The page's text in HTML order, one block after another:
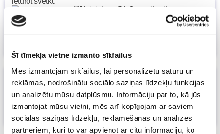
Šī tīmekļa vietne izmanto sīkfailus
Mēs izmantojam sīkfailus, lai personalizētu saturu un
reklāmas, nodrošinātu sociālo saziņas līdzekļu funkcijas
un analizētu mūsu datplūsmu. Informāciju par to, kā jūs
izmantojat mūsu vietni, mēs arī kopīgojam ar saviem
sociālās saziņas līdzekļu, reklamēšanas un analīzes
partneriem, kuri to var apvienot ar citu informāciju, ko
Rīdziniek, palīdzēsim cits citam
11. Jun 2012, 19:47
Kā izvēlēties mobilo telefonu skolēnam?
11. Jun 2012, 16:17
Māmiņu klubs